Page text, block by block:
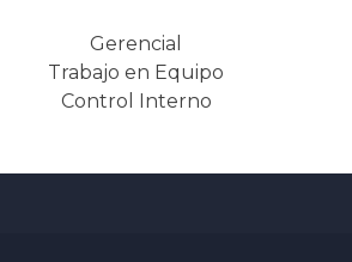
Gerencial
Trabajo en Equipo
Control Interno